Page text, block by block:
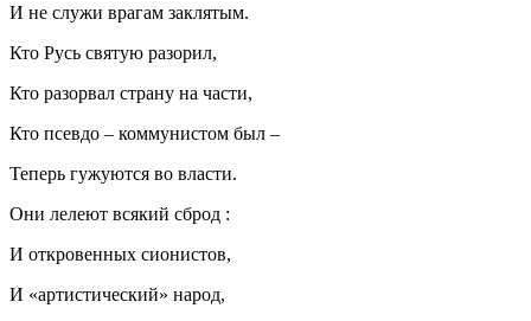
И не служи врагам заклятым.
Кто Русь святую разорил,
Кто разорвал страну на части,
Кто псевдо – коммунистом был –
Теперь гужуются во власти.
Они лелеют всякий сброд :
И откровенных сионистов,
И «артистический» народ,